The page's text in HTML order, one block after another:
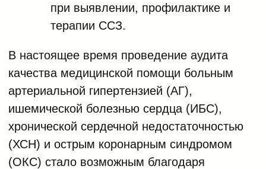
при выявлении, профилактике и
терапии ССЗ.
В настоящее время проведение аудита
качества медицинской помощи больным
артериальной гипертензией (АГ),
ишемической болезнью сердца (ИБС),
хронической сердечной недостаточностью
(ХСН) и острым коронарным синдромом
(ОКС) стало возможным благодаря